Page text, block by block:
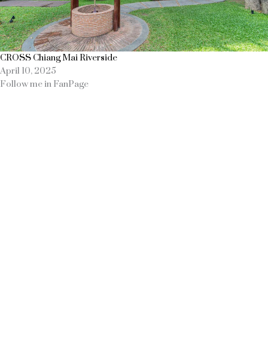
CROSS Chiang Mai Riverside
April 10, 2025
Follow me in FanPage